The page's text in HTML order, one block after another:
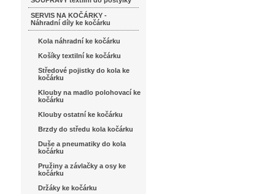
SERVIS NA KOČÁRKY -
Náhradní díly ke kočárku
Kola náhradní ke kočárku
Košíky textilní ke kočárku
Středové pojistky do kola ke
kočárku
Klouby na madlo polohovací ke
kočárku
Klouby ostatní ke kočárku
Brzdy do středu kola kočárku
Duše a pneumatiky do kola
kočárku
Pružiny a závlačky a osy ke
kočárku
Držáky ke kočárku